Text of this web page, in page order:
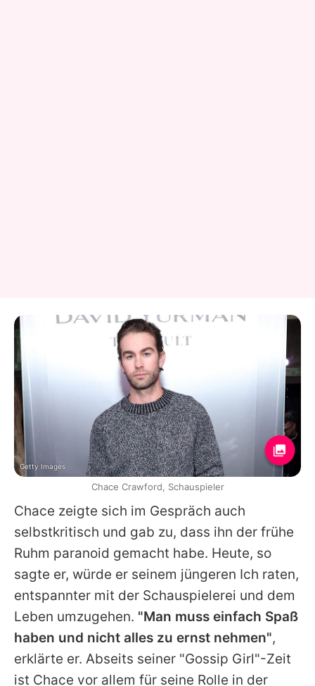
Chace zeigte sich im Gespräch auch
selbstkritisch und gab zu, dass ihn der frühe
Ruhm paranoid gemacht habe. Heute, so
sagte er, würde er seinem jüngeren Ich raten,
entspannter mit der Schauspielerei und dem
Leben umzugehen. "Man muss einfach Spaß
haben und nicht alles zu ernst nehmen",
erklärte er. Abseits seiner "Gossip Girl"-Zeit
ist Chace vor allem für seine Rolle in der
Getty Images
Chace Crawford, Schauspieler